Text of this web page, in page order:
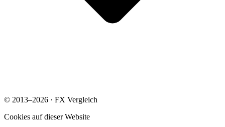
© 2013–2026 · FX Vergleich
Cookies auf dieser Website